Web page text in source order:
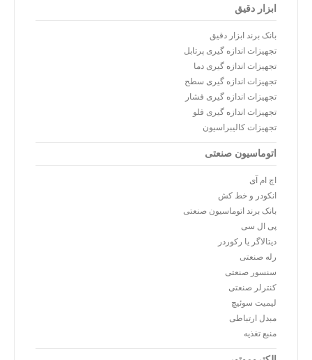
ابزار دقیق
بانک برند ابزار دقیق
تجهیزات اندازه گیری پرتابل
تجهیزات اندازه گیری دما
تجهیزات اندازه گیری سطح
تجهیزات اندازه گیری فشار
تجهیزات اندازه گیری فلو
تجهیزات کالیبراسیون
اتوماسیون صنعتی
اچ ام آی
انکودر و خط کش
بانک برند اتوماسیون صنعتی
پی ال سی
دیتالاگر یا رکوردر
رله صنعتی
سنسور صنعتی
کنترلر صنعتی
لیمیت سوئیچ
مبدل ارتباطی
منبع تغذیه